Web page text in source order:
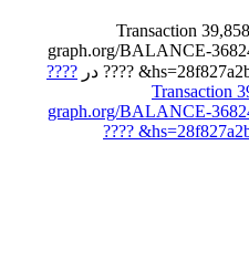
???? Transaction
graph.org/BALANCE-
در ????
Transaction
graph.org/BALANCE-